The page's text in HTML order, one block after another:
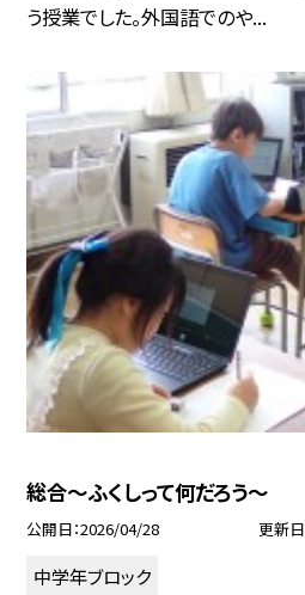
う授業でした。外国語でのや...
総合～ふくしって何だろう～
公開日 2026/04/28 更新日
中学年ブロック